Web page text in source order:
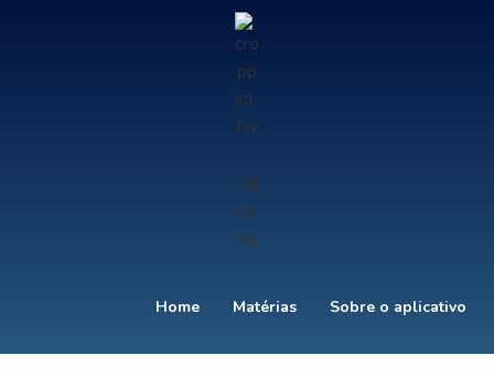
Home Matérias Sobre o aplicativo